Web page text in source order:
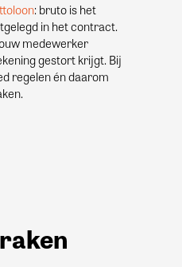
: bruto is het
in het contract.
medewerker
gestort krijgt. Bij
regelen én daarom